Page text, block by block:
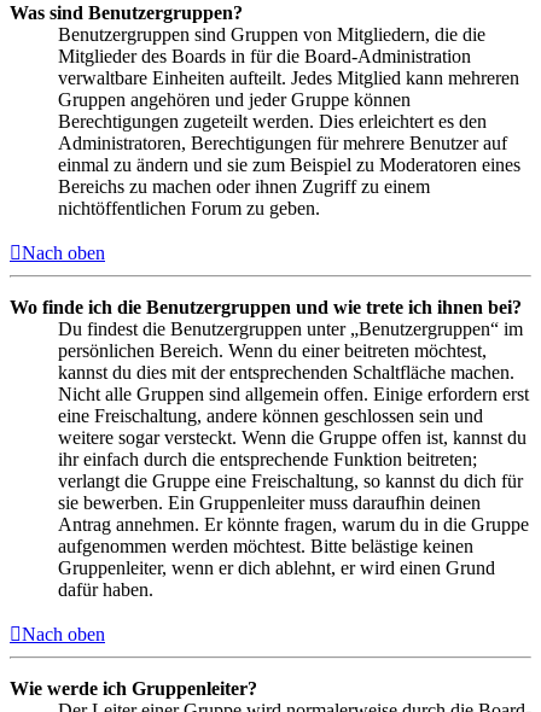
Was sind Benutzergruppen?
Benutzergruppen sind Gruppen von Mitgliedern, die die
Mitglieder des Boards in für die Board-Administration
verwaltbare Einheiten aufteilt. Jedes Mitglied kann mehreren
Gruppen angehören und jeder Gruppe können
Berechtigungen zugeteilt werden. Dies erleichtert es den
Administratoren, Berechtigungen für mehrere Benutzer auf
einmal zu ändern und sie zum Beispiel zu Moderatoren eines
Bereichs zu machen oder ihnen Zugriff zu einem
nichtöffentlichen Forum zu geben.
Nach oben
Wo finde ich die Benutzergruppen und wie trete ich ihnen bei?
Du findest die Benutzergruppen unter „Benutzergruppen“ im
persönlichen Bereich. Wenn du einer beitreten möchtest,
kannst du dies mit der entsprechenden Schaltfläche machen.
Nicht alle Gruppen sind allgemein offen. Einige erfordern erst
eine Freischaltung, andere können geschlossen sein und
weitere sogar versteckt. Wenn die Gruppe offen ist, kannst du
ihr einfach durch die entsprechende Funktion beitreten;
verlangt die Gruppe eine Freischaltung, so kannst du dich für
sie bewerben. Ein Gruppenleiter muss daraufhin deinen
Antrag annehmen. Er könnte fragen, warum du in die Gruppe
aufgenommen werden möchtest. Bitte belästige keinen
Gruppenleiter, wenn er dich ablehnt, er wird einen Grund
dafür haben.
Nach oben
Wie werde ich Gruppenleiter?